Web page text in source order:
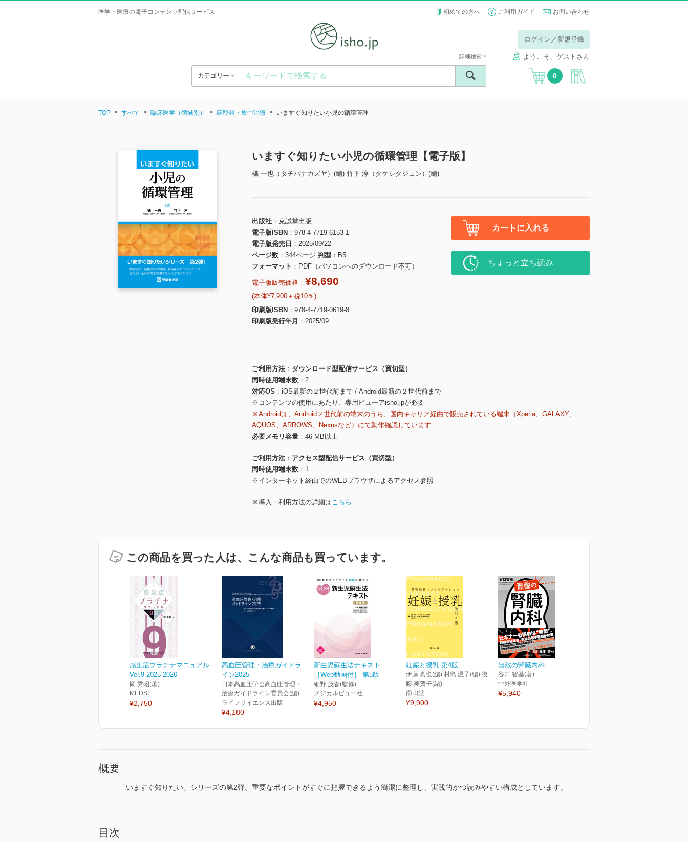
医学・医療の電子コンテンツ配信サービス 初めての方へ ご利用ガイド お問い合わせ
ログイン／新規登録
ようこそ、ゲストさん
カテゴリー
詳細検索
0
TOP すべて 臨床医学（領域別） 麻酔科・集中治療 いますぐ知りたい小児の循環管理
いますぐ知りたい小児の循環管理【電子版】
橘 一也（タチバナカズヤ）(編) 竹下 淳（タケシタジュン）(編)
出版社
克誠堂出版
電子版ISBN
978-4-7719-6153-1
電子版発売日
2025/09/22
ページ数
344ページ 判型
B5
フォーマット
PDF（パソコンへのダウンロード不可）
電子版販売価格： ¥8,690
(本体¥7,900＋税10％)
印刷版ISBN
978-4-7719-0619-8
印刷版発行年月
2025/09
カートに入れる
ちょっと立ち読み
ご利用方法
ダウンロード型配信サービス（買切型）
同時使用端末数
2
対応OS
iOS最新の２世代前まで / Android最新の２世代前まで
※コンテンツの使用にあたり、専用ビューアisho.jpが必要
※Androidは、Android２世代前の端末のうち、国内キャリア経由で販売されている端末（Xperia、GALAXY、
AQUOS、ARROWS、Nexusなど）にて動作確認しています
必要メモリ容量
46 MB以上
ご利用方法
アクセス型配信サービス（買切型）
同時使用端末数
1
※インターネット経由でのWEBブラウザによるアクセス参照
※導入・利用方法の詳細はこちら
この商品を買った人は、こんな商品も買っています。
感染症プラチナマニュアル
Ver.9 2025-2026
岡 秀昭(著)
MEDSI
¥2,750
高血圧管理・治療ガイドラ
イン2025
日本高血圧学会高血圧管理・
治療ガイドライン委員会(編)
ライフサイエンス出版
¥4,180
新生児蘇生法テキスト
［Web動画付］ 第5版
細野 茂春(監修)
メジカルビュー社
¥4,950
妊娠と授乳 第4版
伊藤 真也(編) 村島 温子(編) 後
藤 美賀子(編)
南山堂
¥9,900
無敵の腎臓内科
谷口 智基(著)
中外医学社
¥5,940
概要
「いますぐ知りたい」シリーズの第2弾。重要なポイントがすぐに把握できるよう簡潔に整理し、実践的かつ読みやすい構成としています。
目次